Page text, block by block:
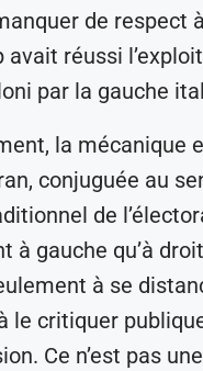
de respect
avait réussi
par la gauche
la mécanique
conjuguée au
de
à gauche qu’à
à se
le critiquer
Ce n’est pas